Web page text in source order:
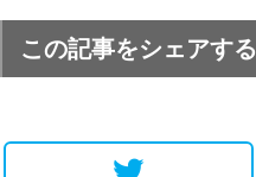
この記事をシェアする